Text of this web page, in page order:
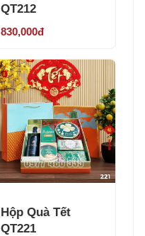
QT212
830,000đ
Hộp Quà Tết
QT221